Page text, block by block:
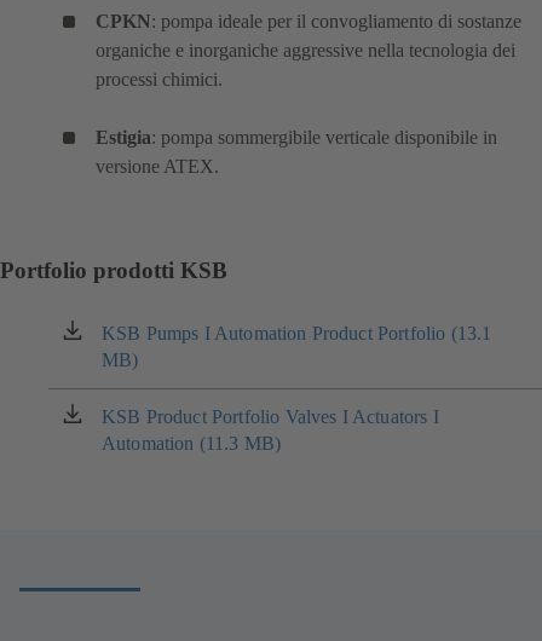
CPKN: pompa ideale per il convogliamento di sostanze
organiche e inorganiche aggressive nella tecnologia dei
processi chimici.
Estigia: pompa sommergibile verticale disponibile in
versione ATEX.
Portfolio prodotti KSB
KSB Pumps I Automation Product Portfolio (13.1
MB)
(si
apre
in
una
nuova
KSB Product Portfolio Valves I Actuators I
Automation (11.3 MB)
(si
apre